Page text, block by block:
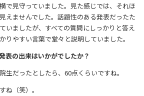
で見守っていました。見た感じでは、それほ
えませんでした。話題性のある発表だったた
いましたが、すべての質問にしっかりと答え
りやすい言葉で堂々と説明していました。
の出来はいかがでしたか？
生だったとしたら、60点くらいですね。
ね（笑）。